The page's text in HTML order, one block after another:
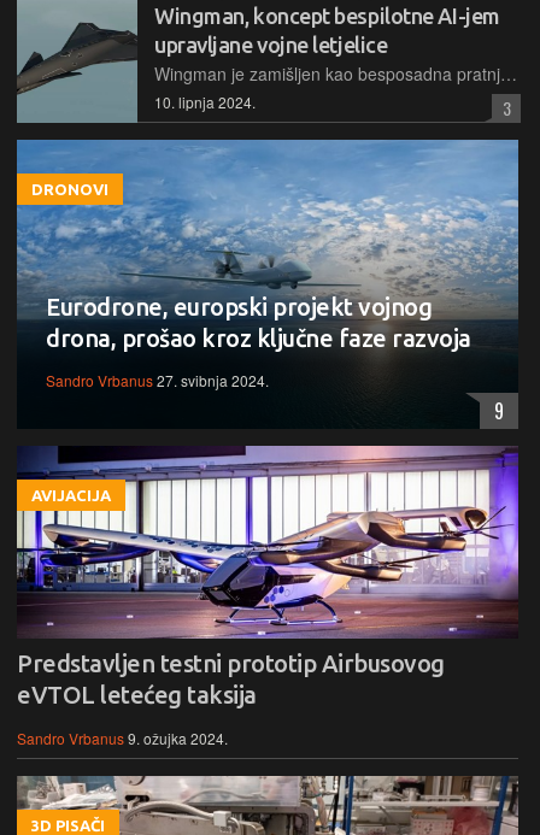
Wingman, koncept bespilotne AI-jem
upravljane vojne letjelice
Wingman je zamišljen kao besposadna pratnja borbenim zrakoplovima, kako onima s pilotima tako i bespilotnima. Ovaj dron-lovac moći će obavljati riskantne misije bez opasnosti po ljudske živote
10. lipnja 2024. 3
DRONOVI
Eurodrone, europski projekt vojnog
drona, prošao kroz ključne faze razvoja
Sandro Vrbanus27. svibnja 2024.
9
AVIJACIJA
Predstavljen testni prototip Airbusovog
eVTOL letećeg taksija
Sandro Vrbanus9. ožujka 2024.
3D PISAČI